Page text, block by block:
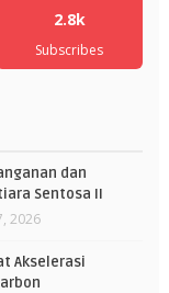
2.8k
Subscribes
dan
Sentosa II
2026
Akselerasi